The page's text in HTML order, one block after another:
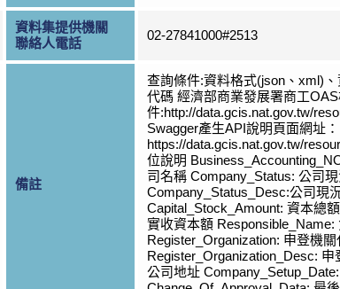
資料集提供機關
聯絡人電話
02-27841000#2513
備註
查詢條件:資料格式(json、xml)
代碼 經濟部商業發展署商工
件:http://data.gcis.nat.gov.tw/
Swagger產生API說明頁面網址：
https://data.gcis.nat.gov.tw/
位說明
司名稱 Company_Status: 公司
Company_Status_Desc:公司現
Capital_Stock_Amount: 資本總
實收資本額 Responsible_Name:
Register_Organization: 申登機關
Register_Organization_Desc:
公司地址